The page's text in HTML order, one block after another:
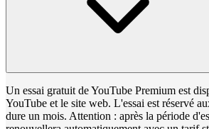
Un essai gratuit de YouTube Premium est
YouTube et le site web. L'essai est réservé
dure un mois. Attention : après la période